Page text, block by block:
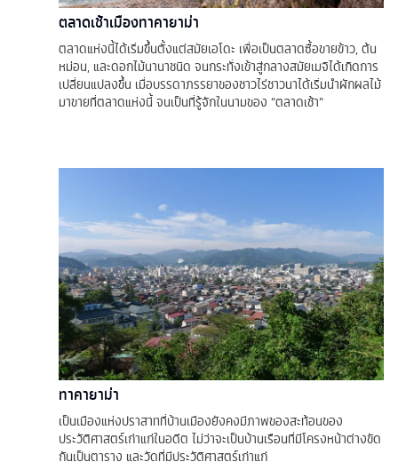
ตลาดเช้าเมืองทาคายาม่า
ตลาดแห่งนี้ได้เริ่มขึ้นตั้งแต่สมัยเอโดะ เพื่อเป็นตลาดซื้อขายข้าว, ต้น
หม่อน, และดอกไม้นานาชนิด จนกระทั่งเข้าสู่กลางสมัยเมจิได้เกิดการ
เปลี่ยนแปลงขึ้น เมื่อบรรดาภรรยาของชาวไร่ชาวนาได้เริ่มนำผักผลไม้
มาขายที่ตลาดแห่งนี้ จนเป็นที่รู้จักในนามของ “ตลาดเช้า”
ทาคายาม่า
เป็นเมืองแห่งปราสาทที่บ้านเมืองยังคงมีภาพของสะท้อนของ
ประวัติศาสตร์เก่าแก่ในอดีต ไม่ว่าจะเป็นบ้านเรือนที่มีโครงหน้าต่างขัด
กันเป็นตาราง และวัดที่มีประวัติศาสตร์เก่าแก่